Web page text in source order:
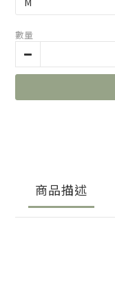
數量
商品描述